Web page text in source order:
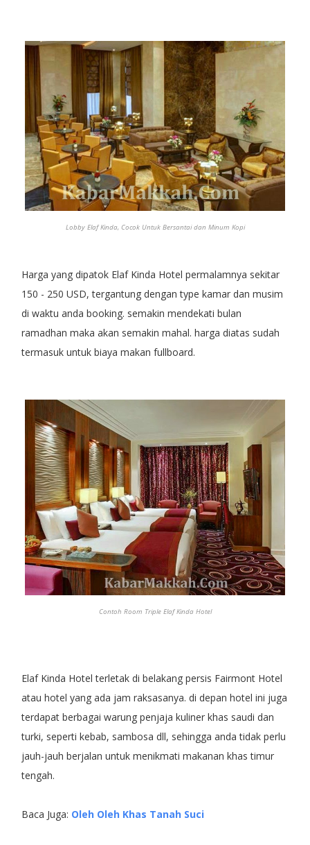
Lobby Elaf Kinda, Cocok Untuk Bersantai dan Minum Kopi
Harga yang dipatok Elaf Kinda Hotel permalamnya sekitar
150 - 250 USD, tergantung dengan type kamar dan musim
di waktu anda booking. semakin mendekati bulan
ramadhan maka akan semakin mahal. harga diatas sudah
termasuk untuk biaya makan fullboard.
Contoh Room Triple Elaf Kinda Hotel
Elaf Kinda Hotel terletak di belakang persis Fairmont Hotel
atau hotel yang ada jam raksasanya. di depan hotel ini juga
terdapat berbagai warung penjaja kuliner khas saudi dan
turki, seperti kebab, sambosa dll, sehingga anda tidak perlu
jauh-jauh berjalan untuk menikmati makanan khas timur
tengah.
Baca Juga: Oleh Oleh Khas Tanah Suci